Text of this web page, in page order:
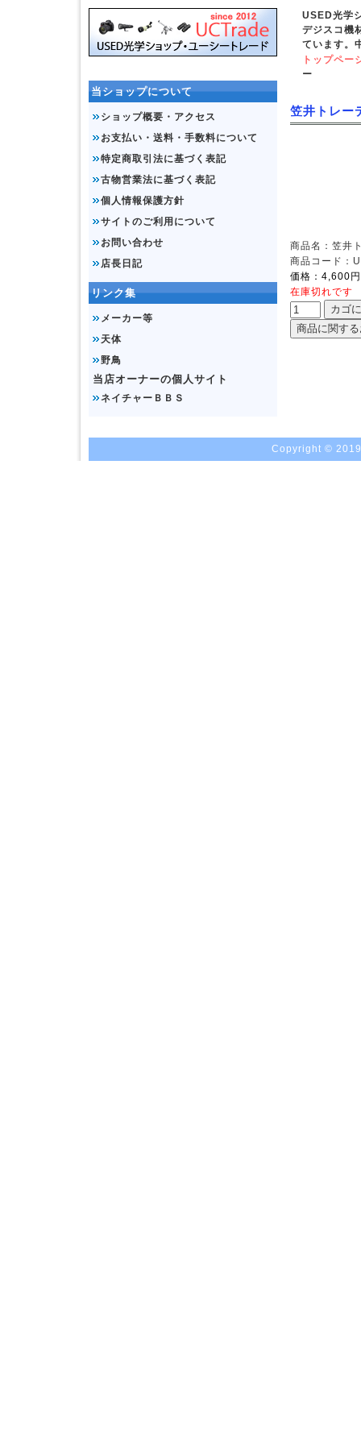
USED光学
デジスコ機
ています。
トップペー
ー
当ショップについて
ショップ概要・アクセス
お支払い・送料・手数料について
特定商取引法に基づく表記
古物営業法に基づく表記
個人情報保護方針
サイトのご利用について
お問い合わせ
店長日記
リンク集
メーカー等
天体
野鳥
当店オーナーの個人サイト
ネイチャーＢＢＳ
笠井トレー
商品名：笠井
商品コード：
価格：4,600円
在庫切れです
Copyright ©